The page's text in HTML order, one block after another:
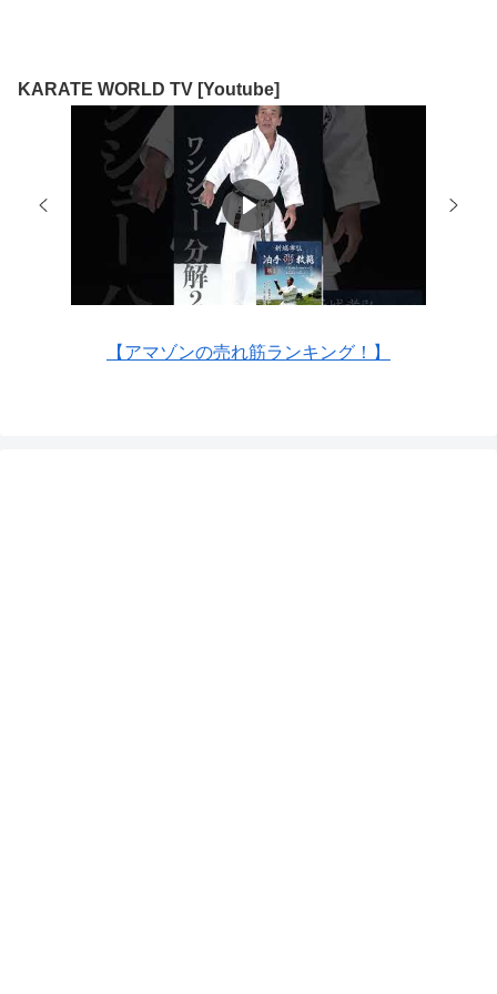
KARATE WORLD TV [Youtube]
【アマゾンの売れ筋ランキング！】